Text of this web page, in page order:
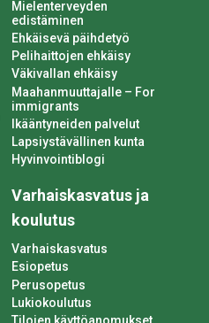
Mielenterveyden
edistäminen
Ehkäisevä päihdetyö
Pelihaittojen ehkäisy
Väkivallan ehkäisy
Maahanmuuttajalle – For
immigrants
Ikääntyneiden palvelut
Lapsiystävällinen kunta
Hyvinvointiblogi
Varhaiskasvatus ja
koulutus
Varhaiskasvatus
Esiopetus
Perusopetus
Lukiokoulutus